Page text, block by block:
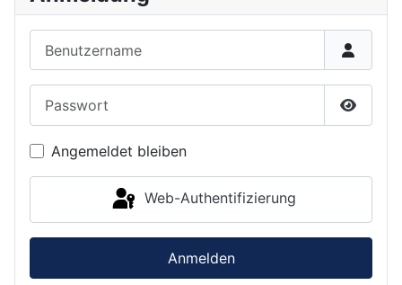
Angemeldet bleiben
Web-Authentifizierung
Anmelden